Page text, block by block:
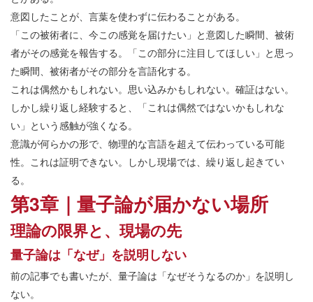
意図したことが、言葉を使わずに伝わることがある。
「この被術者に、今この感覚を届けたい」と意図した瞬間、被術
者がその感覚を報告する。「この部分に注目してほしい」と思っ
た瞬間、被術者がその部分を言語化する。
これは偶然かもしれない。思い込みかもしれない。確証はない。
しかし繰り返し経験すると、「これは偶然ではないかもしれな
い」という感触が強くなる。
意識が何らかの形で、物理的な言語を超えて伝わっている可能
性。これは証明できない。しかし現場では、繰り返し起きてい
る。
第3章｜量子論が届かない場所
理論の限界と、現場の先
量子論は「なぜ」を説明しない
前の記事でも書いたが、量子論は「なぜそうなるのか」を説明し
ない。